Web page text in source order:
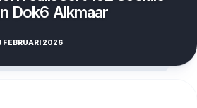
Dok6 Alkmaar
FEBRUARI 2026